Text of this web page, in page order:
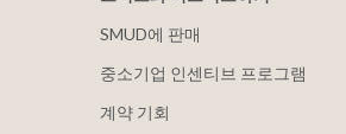
SMUD에 판매
중소기업 인센티브 프로그램
계약 기회